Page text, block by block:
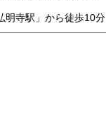
駅」から徒歩10分